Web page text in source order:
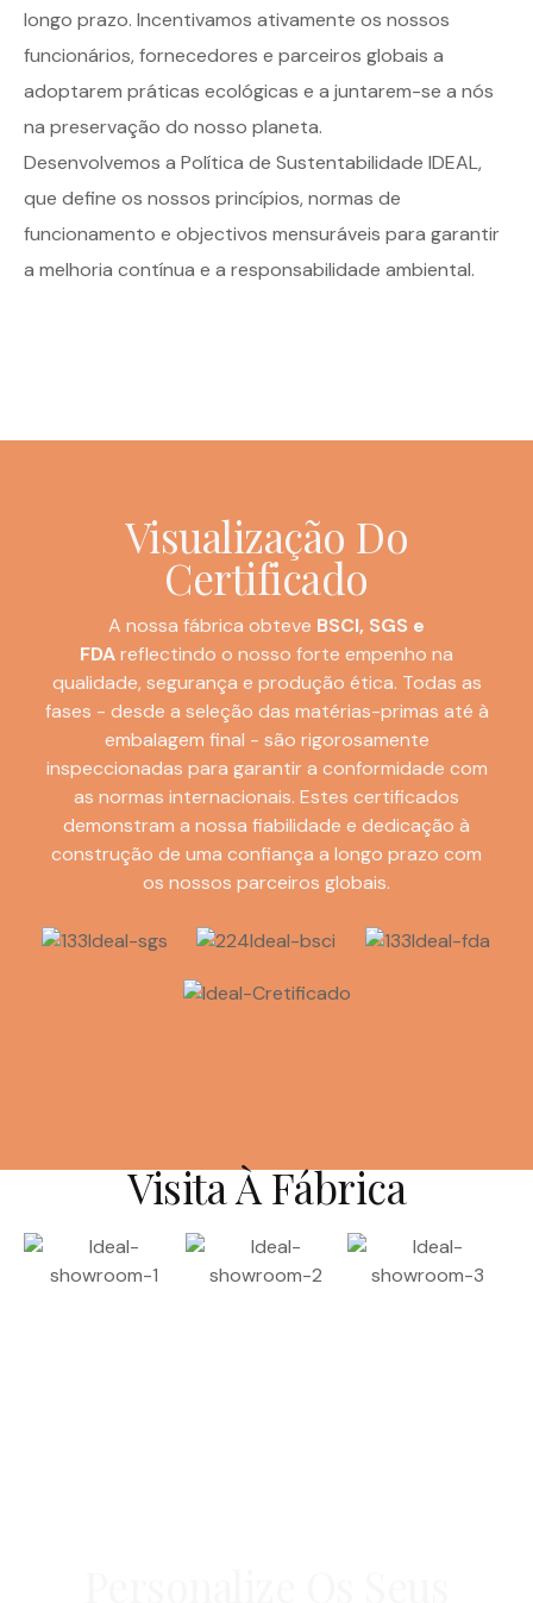
longo prazo. Incentivamos ativamente os nossos
funcionários, fornecedores e parceiros globais a
adoptarem práticas ecológicas e a juntarem-se a nós
na preservação do nosso planeta.
Desenvolvemos a Política de Sustentabilidade IDEAL,
que define os nossos princípios, normas de
funcionamento e objectivos mensuráveis para garantir
a melhoria contínua e a responsabilidade ambiental.
Visualização Do
Certificado
A nossa fábrica obteve BSCI, SGS e
FDAreflectindo o nosso forte empenho na
qualidade, segurança e produção ética. Todas as
fases - desde a seleção das matérias-primas até à
embalagem final - são rigorosamente
inspeccionadas para garantir a conformidade com
as normas internacionais. Estes certificados
demonstram a nossa fiabilidade e dedicação à
construção de uma confiança a longo prazo com
os nossos parceiros globais.
Visita À Fábrica